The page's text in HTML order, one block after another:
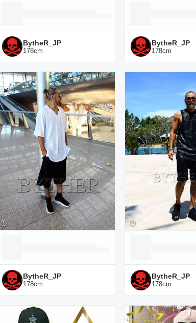
BytheR_JP
178cm
BytheR_JP
178cm
BytheR_JP
178cm
BytheR_JP
178cm